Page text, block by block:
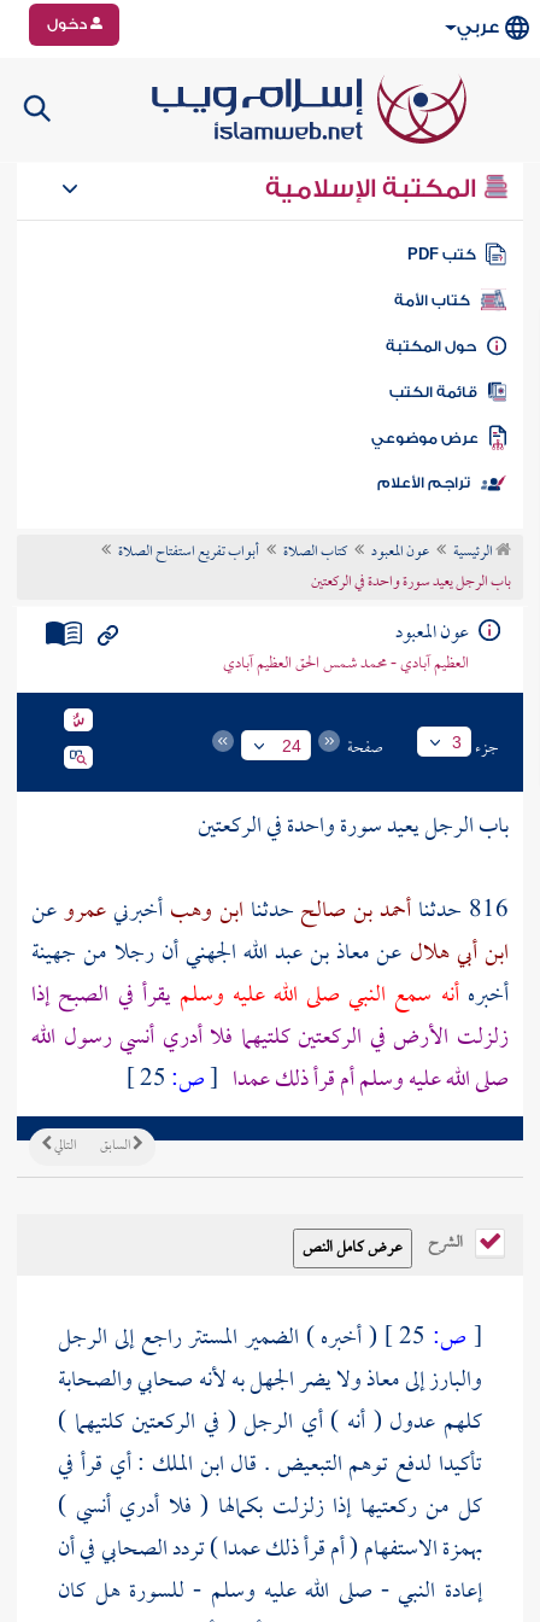
عربي دخول
المكتبة الإسلامية
كتب PDF
كتاب الأمة
المكتبة
الكتب
موضوعي
تراجم الأعلام
الرئيسية عون المعبود كتاب الصلاة
أبواب تفريع استفتاح الصلاة
باب الرجل يعيد سورة واحدة في الركعتين
عون المعبود
العظيم آبادي - محمد شمس الحق العظيم آبادي
جزء 3 صفحة 24
باب الرجل يعيد سورة واحدة في الركعتين
816 حدثنا
أحمد بن صالححدثنا ابن وهبأخبرنيعمروعن
ابن أبي هلال عنمعاذ بن عبد الله الجهنيأنرجلا منجهينة
أخبرهأنه سمع النبي صلى الله عليه وسلميقرأ في الصبح إذا
زلزلت الأرض في الركعتين كلتيهما فلا أدري أنسي رسول الله
صلى الله عليه وسلم أم قرأ ذلك عمدا [ص:
التالي السابق
الشرح
[ص:
( أخبره ) الضمير المستتر راجع إلى الرجل
والبارز إلىمعاذولا يضر الجهل به لأنه صحابي والصحابة
كلهم عدول ( أنه ) أي الرجل ( في الركعتين كلتيهما )
تأكيدا لدفع توهم التبعيض . قالابن الملك : أي قرأ في
كل من ركعتيها إذا زلزلت بكمالها ( فلا أدري أنسي )
بهمزة الاستفهام ( أم قرأ ذلك عمدا ) تردد الصحابي في أن
إعادة النبي - صلى الله عليه وسلم - للسورة هل كان